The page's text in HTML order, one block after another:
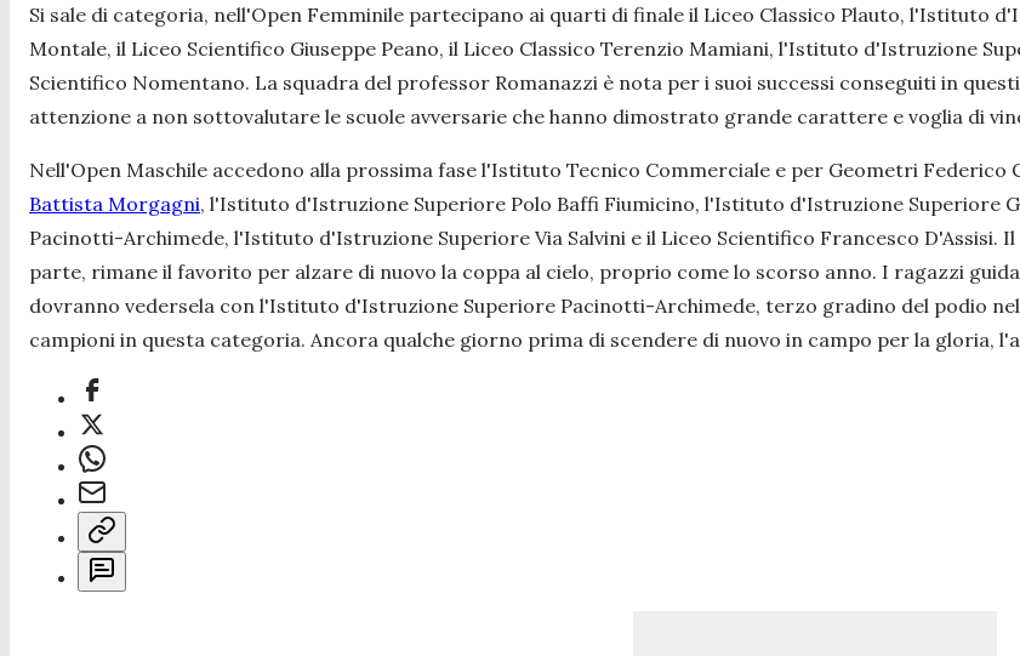
Si sale di categoria, nell'Open Femminile partecipano ai quarti di finale il Liceo Classico Plauto, l'Istituto
Montale, il Liceo Scientifico Giuseppe Peano, il Liceo Classico Terenzio Mamiani, l'Istituto d'Istruzione
Scientifico Nomentano. La squadra del professor Romanazzi è nota per i suoi successi conseguiti in
attenzione a non sottovalutare le scuole avversarie che hanno dimostrato grande carattere e voglia di
Nell'Open Maschile accedono alla prossima fase l'Istituto Tecnico Commerciale e per Geometri Federico
Battista Morgagni, l'Istituto d'Istruzione Superiore Polo Baffi Fiumicino, l'Istituto d'Istruzione Superiore
Pacinotti-Archimede, l'Istituto d'Istruzione Superiore Via Salvini e il Liceo Scientifico Francesco
parte, rimane il favorito per alzare di nuovo la coppa al cielo, proprio come lo scorso anno. I ragazzi
dovranno vedersela con l'Istituto d'Istruzione Superiore Pacinotti-Archimede, terzo gradino del podio
campioni in questa categoria. Ancora qualche giorno prima di scendere di nuovo in campo per la gloria,